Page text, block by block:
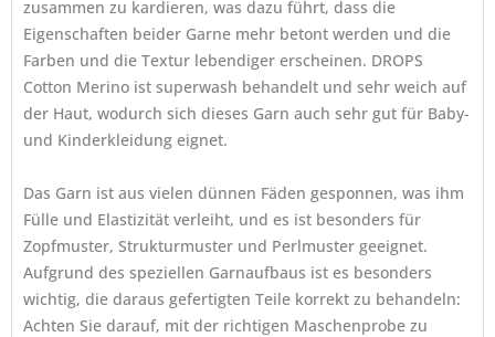
zusammen zu kardieren, was dazu führt, dass die
Eigenschaften beider Garne mehr betont werden und die
Farben und die Textur lebendiger erscheinen. DROPS
Cotton Merino ist superwash behandelt und sehr weich auf
der Haut, wodurch sich dieses Garn auch sehr gut für Baby-
und Kinderkleidung eignet.
Das Garn ist aus vielen dünnen Fäden gesponnen, was ihm
Fülle und Elastizität verleiht, und es ist besonders für
Zopfmuster, Strukturmuster und Perlmuster geeignet.
Aufgrund des speziellen Garnaufbaus ist es besonders
wichtig, die daraus gefertigten Teile korrekt zu behandeln:
Achten Sie darauf, mit der richtigen Maschenprobe zu